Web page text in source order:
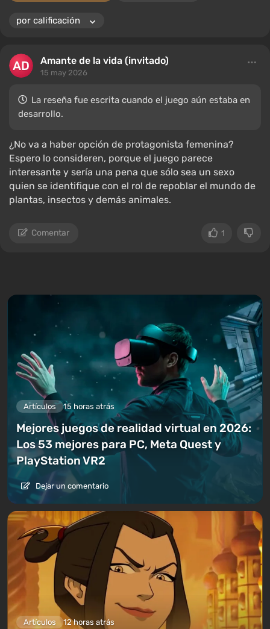
Amante de la vida (invitado)
15 may 2026
La reseña fue escrita cuando el juego aún estaba en
desarrollo.
¿No va a haber opción de protagonista femenina?
Espero lo consideren, porque el juego parece
interesante y sería una pena que sólo sea un sexo
quien se identifique con el rol de repoblar el mundo de
plantas, insectos y demás animales.
Comentar 1
Artículos 15 horas atrás
Mejores juegos de realidad virtual en 2026:
Los 53 mejores para PC, Meta Quest y
PlayStation VR2
Dejar un comentario
Artículos 12 horas atrás